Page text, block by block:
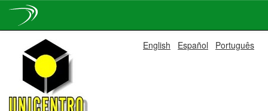
navigation
English Español Português